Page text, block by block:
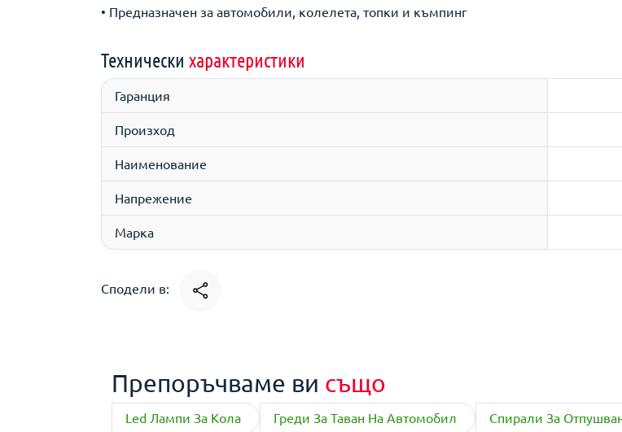
• Предназначен за автомобили, колелета, топки и къмпинг
Технически характеристики
Гаранция
Произход
Наименование
Напрежение
Марка
Сподели в:
Препоръчваме ви също
Led Лампи За Кола Греди За Таван На Автомобил Спирали За